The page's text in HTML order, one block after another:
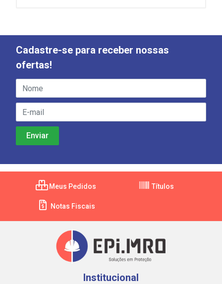
Cadastre-se para receber nossas
ofertas!
Meus Pedidos Títulos
Notas Fiscais
Institucional